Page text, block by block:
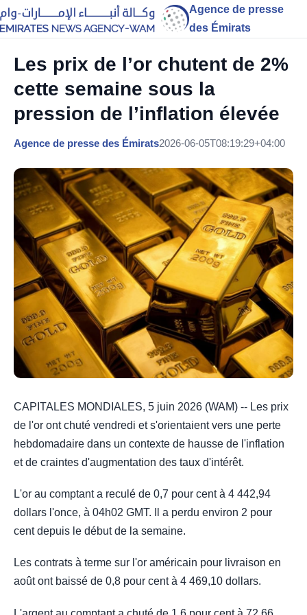
Agence de presse
des Émirats
Les prix de l’or chutent de 2%
cette semaine sous la
pression de l’inflation élevée
Agence de presse des Émirats2026-06-05T08:19:29+04:00
CAPITALES MONDIALES, 5 juin 2026 (WAM) -- Les prix
de l'or ont chuté vendredi et s'orientaient vers une perte
hebdomadaire dans un contexte de hausse de l'inflation
et de craintes d'augmentation des taux d'intérêt.
L'or au comptant a reculé de 0,7 pour cent à 4 442,94
dollars l'once, à 04h02 GMT. Il a perdu environ 2 pour
cent depuis le début de la semaine.
Les contrats à terme sur l'or américain pour livraison en
août ont baissé de 0,8 pour cent à 4 469,10 dollars.